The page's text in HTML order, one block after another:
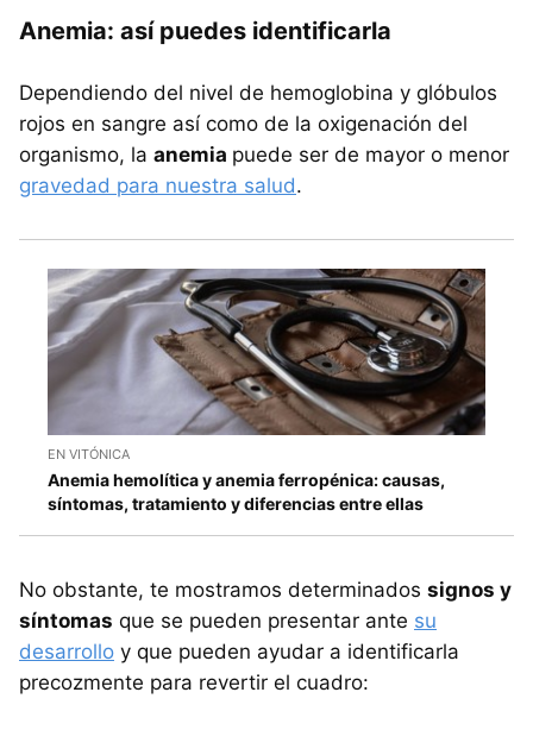
Anemia: así puedes identificarla
Dependiendo del nivel de hemoglobina y glóbulos
rojos en sangre así como de la oxigenación del
organismo, la anemia puede ser de mayor o menor
gravedad para nuestra salud.
EN VITÓNICA
Anemia hemolítica y anemia ferropénica: causas,
síntomas, tratamiento y diferencias entre ellas
No obstante, te mostramos determinados signos y
síntomas que se pueden presentar ante su
desarrollo y que pueden ayudar a identificarla
precozmente para revertir el cuadro: